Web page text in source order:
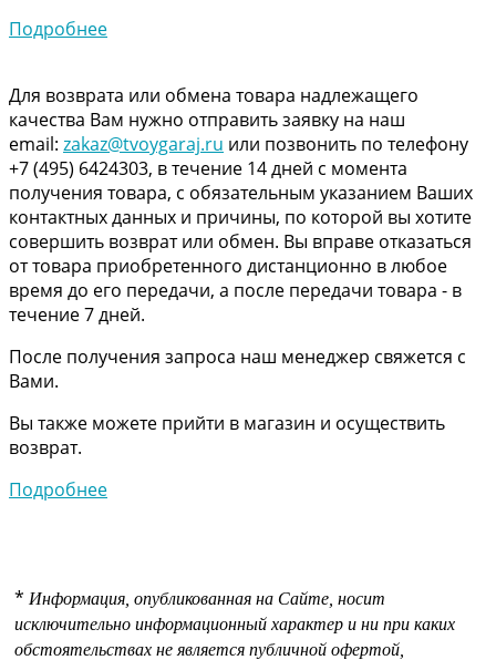
Подробнее
Для возврата или обмена товара надлежащего
качества Вам нужно отправить заявку на наш
email: zakaz@tvoygaraj.ru или позвонить по телефону
+7 (495) 6424303, в течение 14 дней с момента
получения товара, с обязательным указанием Ваших
контактных данных и причины, по которой вы хотите
совершить возврат или обмен. Вы вправе отказаться
от товара приобретенного дистанционно в любое
время до его передачи, а после передачи товара - в
течение 7 дней.
После получения запроса наш менеджер свяжется с
Вами.
Вы также можете прийти в магазин и осуществить
возврат.
Подробнее
* Информация, опубликованная на Сайте, носит
исключительно информационный характер и ни при каких
обстоятельствах не является публичной офертой,